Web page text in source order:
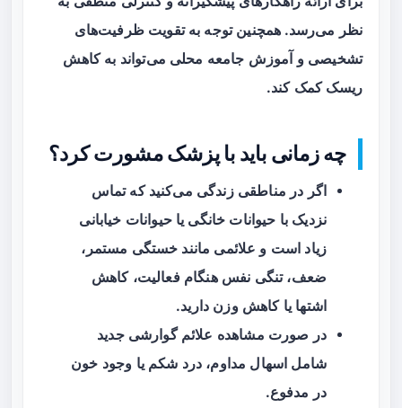
نظر می‌رسد. همچنین توجه به تقویت ظرفیت‌های
تشخیصی و آموزش جامعه محلی می‌تواند به کاهش
ریسک کمک کند.
چه زمانی باید با پزشک مشورت کرد؟
اگر در مناطقی زندگی می‌کنید که تماس
نزدیک با حیوانات خانگی یا حیوانات خیابانی
زیاد است و علائمی مانند خستگی مستمر،
ضعف، تنگی نفس هنگام فعالیت، کاهش
اشتها یا کاهش وزن دارید.
در صورت مشاهده علائم گوارشی جدید
شامل اسهال مداوم، درد شکم یا وجود خون
در مدفوع.